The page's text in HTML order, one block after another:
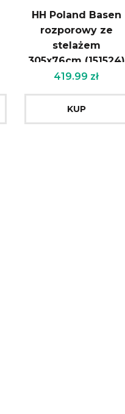
HH Poland Basen
rozporowy ze
stelażem
305x76cm (151524)
+ pompa
419.99 zł
KUP